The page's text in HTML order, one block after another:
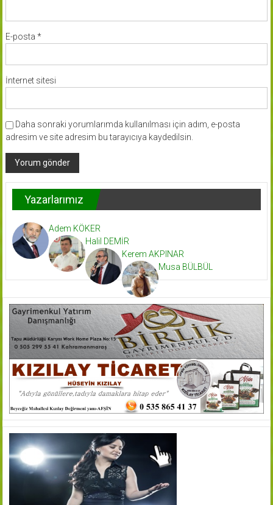
E-posta *
İnternet sitesi
Daha sonraki yorumlarımda kullanılması için adım, e-posta
adresim ve site adresim bu tarayıcıya kaydedilsin.
Yazarlarımız
Adem KÖKER
Halil DEMİR
Kerem AKPINAR
Musa BÜLBÜL